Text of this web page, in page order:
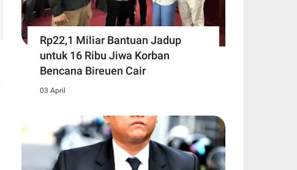
Rp22,1 Miliar Bantuan Jadup
untuk 16 Ribu Jiwa Korban
Bencana Bireuen Cair
03 April